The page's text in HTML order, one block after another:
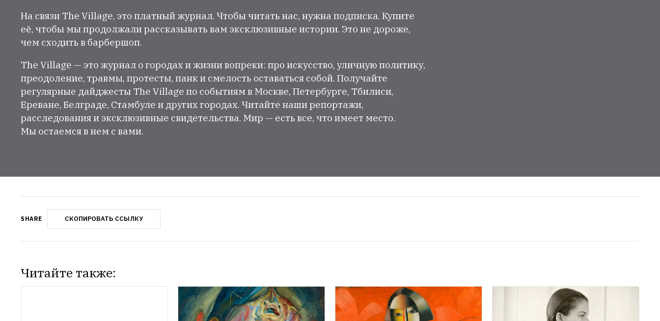
На связи The Village, это платный журнал. Чтобы читать нас, нужна подписка. Купите
её, чтобы мы продолжали рассказывать вам эксклюзивные истории. Это не дороже,
чем сходить в барбершоп.
The Village — это журнал о городах и жизни вопреки: про искусство, уличную политику,
преодоление, травмы, протесты, панк и смелость оставаться собой. Получайте
регулярные дайджесты The Village по событиям в Москве, Петербурге, Тбилиси,
Ереване, Белграде, Стамбуле и других городах. Читайте наши репортажи,
расследования и эксклюзивные свидетельства. Мир — есть все, что имеет место.
Мы остаемся в нем с вами.
SHARE СКОПИРОВАТЬ ССЫЛКУ
Читайте также: